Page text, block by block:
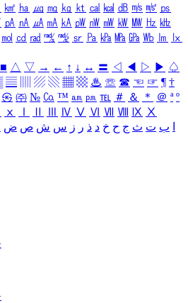
㎢ ㏊ ㎍ ㎎ ㎏ ㏏ ㎈ ㎉ ㏈ ㎧ ㎨ ㎰
㎀ ㎁ ㎂ ㎃ ㎄ ㎺ ㎻ ㎽ ㎾ ㎿ ㎐ ㎑
㏖ ㏅ ㎭ ㎮ ㎯ ㏛ ㎩ ㎪ ㎫ ㎬ ㏝ ㏐
㏓
■ △ ▽ → ← ↑ ↓ ↔ 〓 ◁ ◀ ▷ ▶ ♤
▤ ▨ ▧ ▦ ▩ ♨ ☏ ☎ ☜ ☞ ¶ †
㉿ ㈜ № ㏇ ™ ㏂ ㏘ ℡ ＃ ＆ ＊ ＠ ª º
ⅹ Ⅳ Ⅴ Ⅵ Ⅶ Ⅷ Ⅸ Ⅹ
ب ت ث ج ح خ د ذ ر ز س ش ص ض